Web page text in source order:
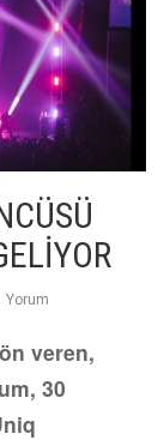
Yorum
veren,
30